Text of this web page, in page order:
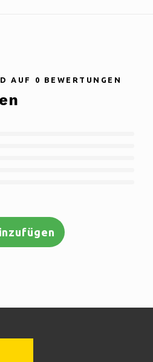
AUF 0 BEWERTUNGEN